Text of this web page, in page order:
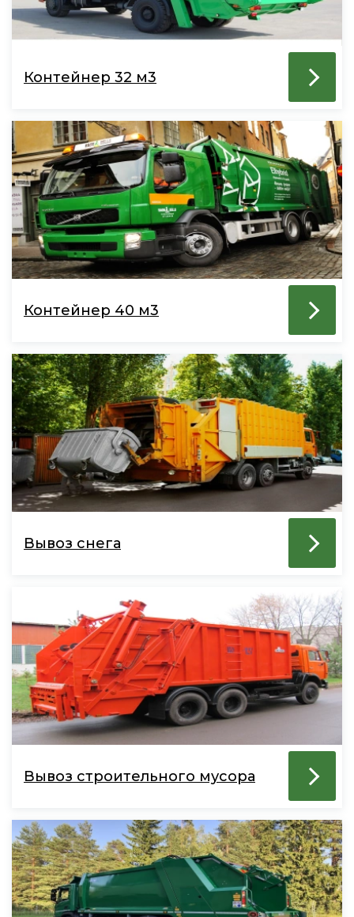
Контейнер 32 м3
Контейнер 40 м3
Вывоз снега
Вывоз строительного мусора